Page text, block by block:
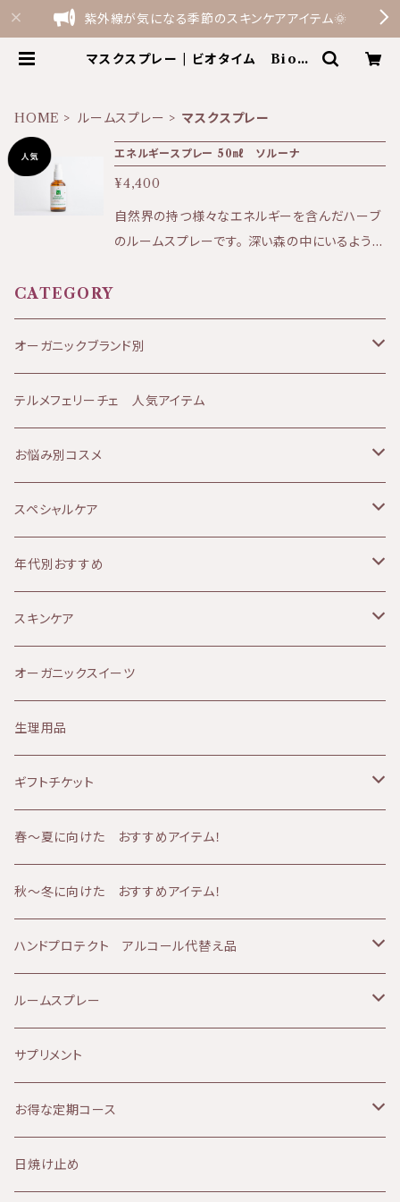
紫外線が気になる季節のスキンケアアイテム🌞
マスクスプレー | ビオタイム BioTi
HOME
ルームスプレー マスクスプレー
エネルギースプレー 50㎖ ソルーナ
¥4,400
自然界の持つ様々なエネルギーを含んだハーブ
のルームスプレーです。 深い森の中にいるような
ます。 就寝前に枕にスプレーすれば、リラクゼ
ーションと深く良質な眠りをもたらします。 どん
たりとしたい時には リラックスさせてくれる気分
ツトウヒ葉油、サフランエキス、オレガノ油、レモ
ンバーベナ油、タイム油、シトロネラ油、プチグレ
ン油、レモングラス油、ラベンダー油、金 ・ソルー
ナは天然由来の原料のみを使用した植物性化粧
品です。 ・ソルーナは、石油系の合成物質、合成
保存料、合成着色料、 合成香料を含まない、
培されています。 また、アルプスに自生する薬
草を、環境的な配慮のもとで収穫しています。 ・
ソルーナは、原料においても最終製品において
も、一切の動物実験を行っておりません。
CATEGORY
オーガニックブランド別
JANESCE（ジャネス）
ATHANOR（アタノール）
Soluna（ソルーナ）
MOON PEACH（ムーンピーチ）
アルガンオイル
Provida（プロヴィダ）
華布
山燕庵
AMBESSA & CO（アンベッサアンドコー）
yuica（ユイカ）
sisiFILLE （シシフィーユ）
Aroma France（アロマフランス）
HEMP FOREST（ヘンプフォレスト）
le sens (ルサンス）
NATURALCOSMO(ナチュラルコスモ）
テルメフェリーチェ 人気アイテム
お悩み別コスメ
乾燥肌
オイリー肌
敏感肌
赤み肌
ニキビ肌
くすみ肌
アトピー肌
エイジング肌
日焼け肌
美白、シミ
しわ、ハリ、たるみ
痒み
デトックス
スペシャルケア
ボディケア
リップケア
マタニティケア
シャンプー
シャワーアイテム
メンズケア
冷え
ベビーアイテム
エッセンシャルオイル
ファンデーション
ヘアケア
ヘルスケア
年代別おすすめ
10代
20代
30代
40代
50代
60代
スキンケア
クレンジング
ミルククレンジング
化粧水
オイル
バーム
クリーム
美容液
乳液
アイクリーム
パック
フラワーウォーター
オーガニックスイーツ
生理用品
ギフトチケット
フェイシャルコース
60分コース
90分コース
ボディコース
60分コース
90分コース
ボディ＆フェイシャルコース
春〜夏に向けた おすすめアイテム！
秋～冬に向けた おすすめアイテム！
ハンドプロテクト アルコール代替え品
テルメ・アクア 1リットル
テルメ・アクア 80ミリ
テルメ・アクア ハンドケアジェル
ルームスプレー
マスクスプレー
サプリメント
お得な定期コース
KIRI
日焼け止め